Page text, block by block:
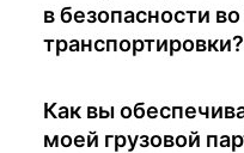
в безопасности
транспортировки?
Как вы
моей грузовой